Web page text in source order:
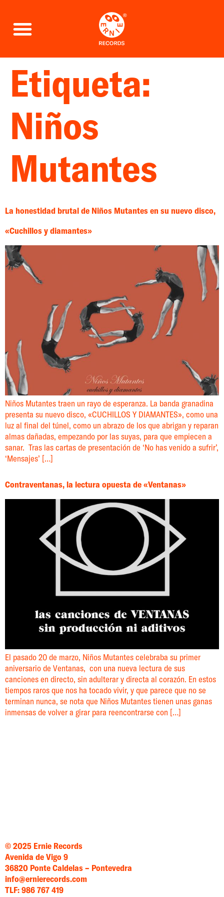
Etiqueta:
Niños
Mutantes
La honestidad brutal de Niños Mutantes en su nuevo disco,
«Cuchillos y diamantes»
Niños Mutantes traen un rayo de esperanza. La banda granadina
presenta su nuevo disco, «CUCHILLOS Y DIAMANTES», como una
luz al final del túnel, como un abrazo de los que abrigan y reparan
almas dañadas, empezando por las suyas, para que empiecen a
sanar. Tras las cartas de presentación de ‘No has venido a sufrir’,
‘Mensajes’ […]
Contraventanas, la lectura opuesta de «Ventanas»
El pasado 20 de marzo, Niños Mutantes celebraba su primer
aniversario de Ventanas, con una nueva lectura de sus
canciones en directo, sin adulterar y directa al corazón. En estos
tiempos raros que nos ha tocado vivir, y que parece que no se
terminan nunca, se nota que Niños Mutantes tienen unas ganas
inmensas de volver a girar para reencontrarse con […]
© 2025 Ernie Records
Avenida de Vigo 9
36820 Ponte Caldelas – Pontevedra
info@ernierecords.com
TLF: 986 767 419